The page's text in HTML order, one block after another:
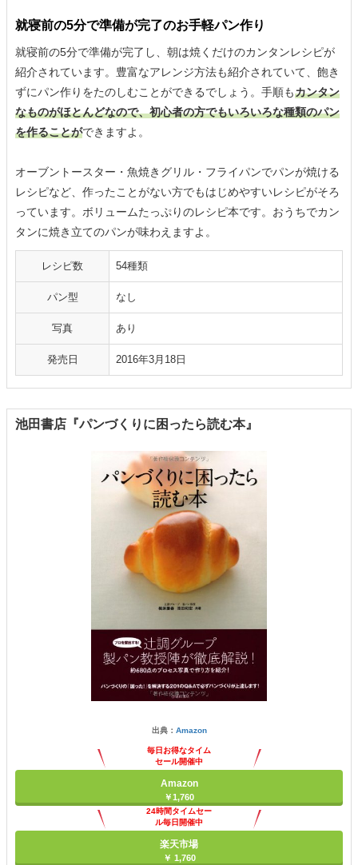
就寝前の5分で準備が完了のお手軽パン作り
就寝前の5分で準備が完了し、朝は焼くだけのカンタンレシピが
紹介されています。豊富なアレンジ方法も紹介されていて、飽き
ずにパン作りをたのしむことができるでしょう。手順もカンタン
なものがほとんどなので、初心者の方でもいろいろな種類のパン
を作ることができますよ。
オーブントースター・魚焼きグリル・フライパンでパンが焼ける
レシピなど、作ったことがない方でもはじめやすいレシピがそろ
っています。ボリュームたっぷりのレシピ本です。おうちでカン
タンに焼き立てのパンが味わえますよ。
レシピ数 54種類
パン型 なし
写真 あり
発売日 2016年3月18日
池田書店『パンづくりに困ったら読む本』
出典： Amazon
毎日お得なタイム
セール開催中
Amazon
￥1,760
24時間タイムセー
ル毎日開催中
楽天市場
￥ 1,760